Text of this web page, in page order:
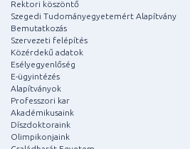
Rektori köszöntő
Szegedi Tudományegyetemért Alapítvány
Bemutatkozás
Szervezeti felépítés
Közérdekű adatok
Esélyegyenlőség
E-ügyintézés
Alapítványok
Professzori kar
Akadémikusaink
Díszdoktoraink
Olimpikonjaink